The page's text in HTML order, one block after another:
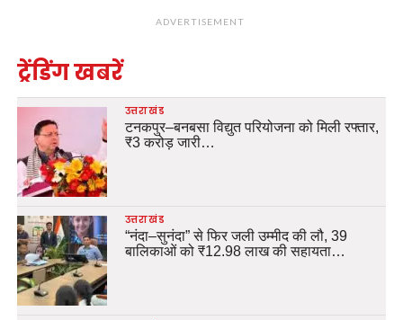
ADVERTISEMENT
ट्रेंडिंग खबरें
उत्तराखंड
टनकपुर–बनबसा विद्युत परियोजना को मिली रफ्तार,
₹3 करोड़ जारी…
उत्तराखंड
“नंदा–सुनंदा” से फिर जली उम्मीद की लौ, 39
बालिकाओं को ₹12.98 लाख की सहायता…